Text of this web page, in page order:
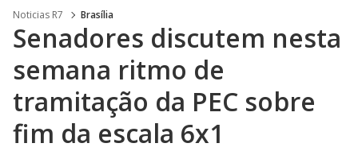
Noticias R7 Brasília
Senadores discutem nesta
semana ritmo de
tramitação da PEC sobre
fim da escala 6x1